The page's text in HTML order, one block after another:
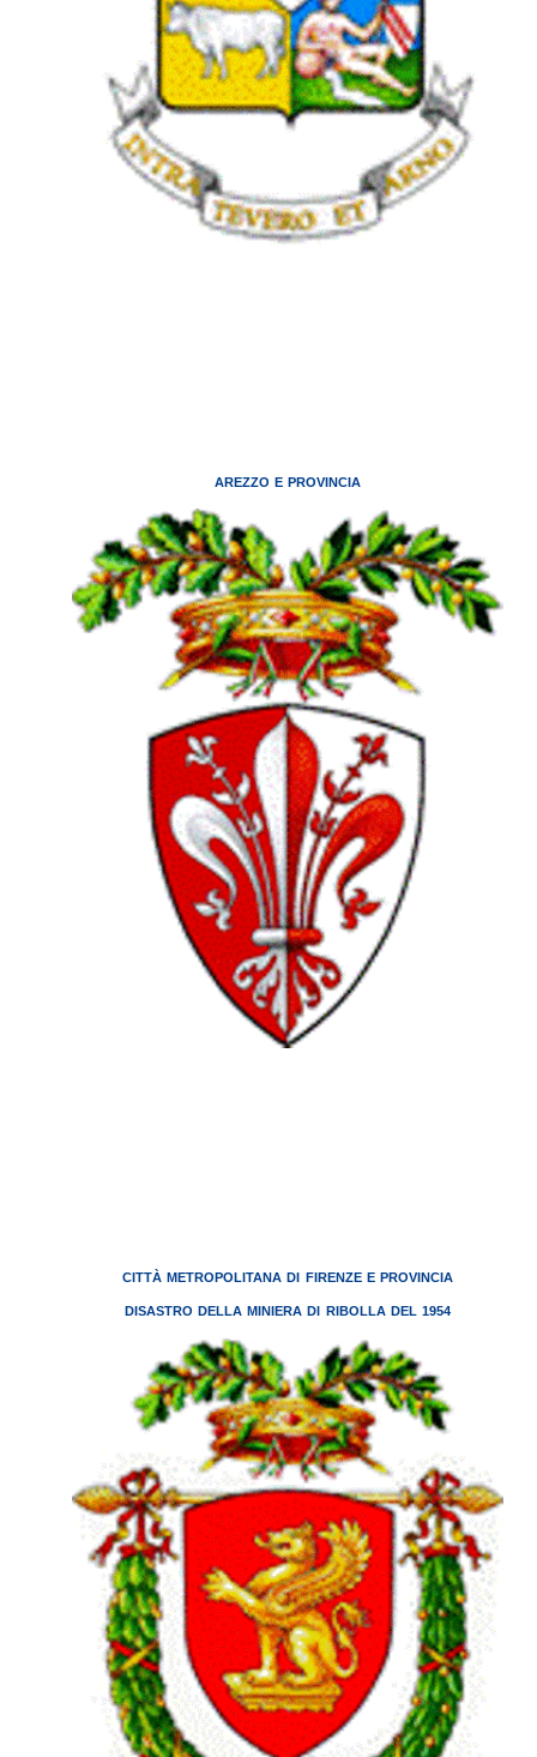
AREZZO E PROVINCIA
CITTÀ METROPOLITANA DI FIRENZE E PROVINCIA
DISASTRO DELLA MINIERA DI RIBOLLA DEL 1954